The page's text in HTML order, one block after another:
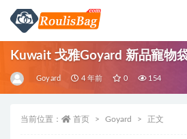
Kuwait 戈雅Goyard 新品寵物
Goyard 4 年前 0 154
当前位置： 首页 Goyard 正文